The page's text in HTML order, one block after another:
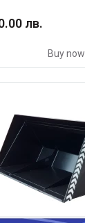
лв.
Buy now